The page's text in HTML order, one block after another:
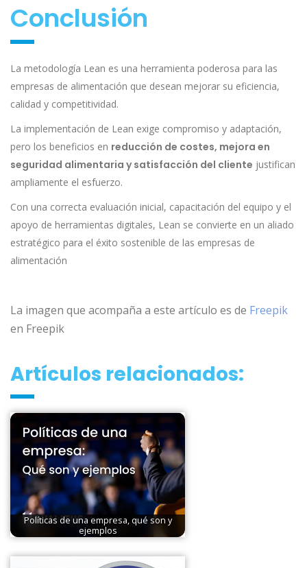
Conclusión
La metodología Lean es una herramienta poderosa para las
empresas de alimentación que desean mejorar su eficiencia,
calidad y competitividad.
La implementación de Lean exige compromiso y adaptación,
pero los beneficios en reducción de costes, mejora en
seguridad alimentaria y satisfacción del cliente justifican
ampliamente el esfuerzo.
Con una correcta evaluación inicial, capacitación del equipo y el
apoyo de herramientas digitales, Lean se convierte en un aliado
estratégico para el éxito sostenible de las empresas de
alimentación
La imagen que acompaña a este artículo es de Freepik
en Freepik
Artículos relacionados:
Políticas de una empresa, qué son y
ejemplos